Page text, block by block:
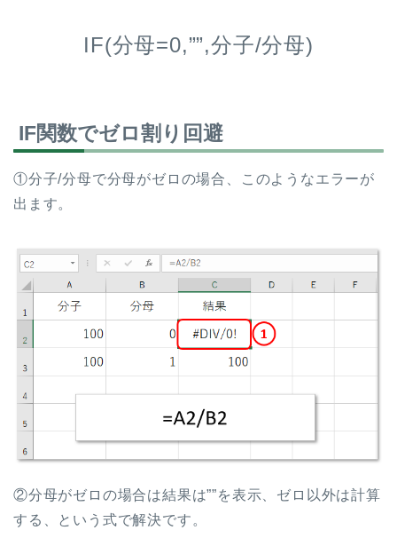
IF(分母=0,””,分子/分母)
IF関数でゼロ割り回避
①分子/分母で分母がゼロの場合、このようなエラーが
出ます。
②分母がゼロの場合は結果は””を表示、ゼロ以外は計算
する、という式で解決です。